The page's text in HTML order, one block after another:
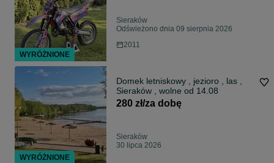
Sieraków
Odświeżono dnia 09 sierpnia 2026
2011
Domek letniskowy , jezioro , las ,
Sieraków , wolne od 14.08
280 zł/za dobę
Sieraków
30 lipca 2026
WYRÓŻNIONE
WYRÓŻNIONE